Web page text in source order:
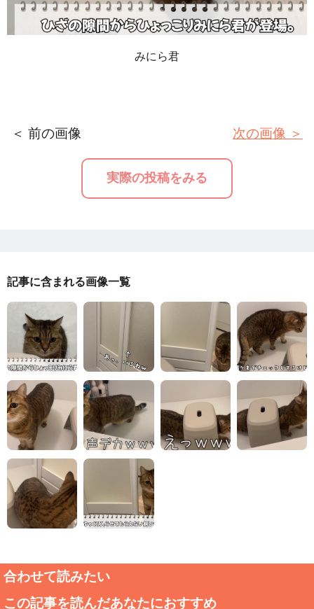
みにら君
＜ 前の画像
実際の投稿をみる
次の画像 ＞
記事に含まれる画像一覧
合わせて読みたい
この記事を読んだあなたにおすすめ